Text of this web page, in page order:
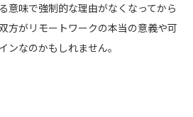
意味で強制的な理由がなくなってから
方がリモートワークの本当の意義や可
ンなのかもしれません。